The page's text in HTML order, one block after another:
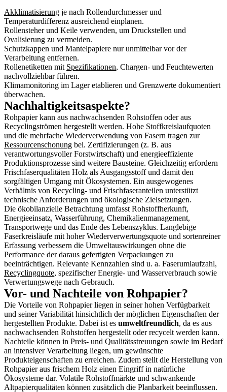
Akklimatisierung je nach Rollendurchmesser und
Temperaturdifferenz ausreichend einplanen.
Rollensteher und Keile verwenden, um Druckstellen und
Ovalisierung zu vermeiden.
Schutzkappen und Mantelpapiere nur unmittelbar vor der
Verarbeitung entfernen.
Rollenetiketten mit Spezifikationen, Chargen- und Feuchtewerten
nachvollziehbar führen.
Klimamonitoring im Lager etablieren und Grenzwerte dokumentiert
überwachen.
Nachhaltigkeitsaspekte?
Rohpapier kann aus nachwachsenden Rohstoffen oder aus
Recyclingströmen hergestellt werden. Hohe Stoffkreislaufquoten
und die mehrfache Wiederverwendung von Fasern tragen zur
Ressourcenschonung bei. Zertifizierungen (z. B. aus
verantwortungsvoller Forstwirtschaft) und energieeffiziente
Produktionsprozesse sind weitere Bausteine. Gleichzeitig erfordern
Frischfaserqualitäten Holz als Ausgangsstoff und damit den
sorgfältigen Umgang mit Ökosystemen. Ein ausgewogenes
Verhältnis von Recycling- und Frischfaseranteilen unterstützt
technische Anforderungen und ökologische Zielsetzungen.
Die ökobilanzielle Betrachtung umfasst Rohstoffherkunft,
Energieeinsatz, Wasserführung, Chemikalienmanagement,
Transportwege und das Ende des Lebenszyklus. Langlebige
Faserkreisläufe mit hoher Wiederverwertungsquote und sortenreiner
Erfassung verbessern die Umweltauswirkungen ohne die
Performance der daraus gefertigten Verpackungen zu
beeinträchtigen. Relevante Kennzahlen sind u. a. Faserumlaufzahl,
Recyclingquote, spezifischer Energie- und Wasserverbrauch sowie
Verwertungswege nach Gebrauch.
Vor- und Nachteile von Rohpapier?
Die Vorteile von Rohpapier liegen in seiner hohen Verfügbarkeit
und seiner Variabilität hinsichtlich der möglichen Eigenschaften der
hergestellten Produkte. Dabei ist es umweltfreundlich, da es aus
nachwachsenden Rohstoffen hergestellt oder recycelt werden kann.
Nachteile können in Preis- und Qualitätsstreuungen sowie im Bedarf
an intensiver Verarbeitung liegen, um gewünschte
Produkteigenschaften zu erreichen. Zudem stellt die Herstellung von
Rohpapier aus frischem Holz einen Eingriff in natürliche
Ökosysteme dar. Volatile Rohstoffmärkte und schwankende
Altpapierqualitäten können zusätzlich die Planbarkeit beeinflussen.